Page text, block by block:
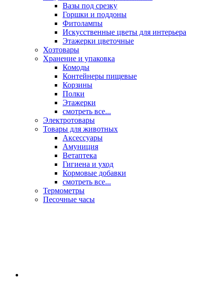
Вазы под срезку
Горшки и поддоны
Фитолампы
Искусственные цветы для интерьера
Этажерки цветочные
Хозтовары
Хранение и упаковка
Комоды
Контейнеры пищевые
Корзины
Полки
Этажерки
смотреть все...
Электротовары
Товары для животных
Аксессуары
Амуниция
Ветаптека
Гигиена и уход
Кормовые добавки
смотреть все...
Термометры
Песочные часы